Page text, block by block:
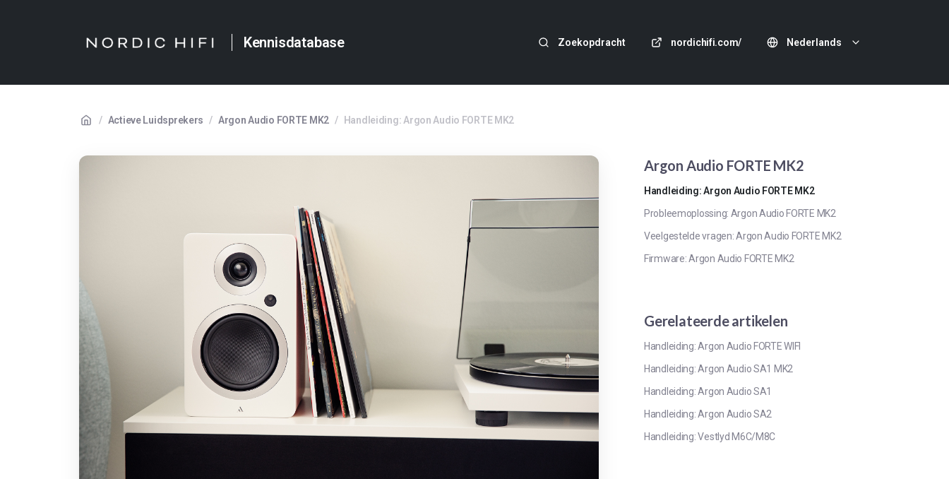
Kennisdatabase Zoekopdracht nordichifi.com/ Nederlands
/ Actieve Luidsprekers / Argon Audio FORTE MK2 / Handleiding: Argon Audio FORTE MK2
Argon Audio FORTE MK2
Handleiding: Argon Audio FORTE MK2
Probleemoplossing: Argon Audio FORTE MK2
Veelgestelde vragen: Argon Audio FORTE MK2
Firmware: Argon Audio FORTE MK2
Gerelateerde artikelen
Handleiding: Argon Audio FORTE WIFI
Handleiding: Argon Audio SA1 MK2
Handleiding: Argon Audio SA1
Handleiding: Argon Audio SA2
Handleiding: Vestlyd M6C/M8C